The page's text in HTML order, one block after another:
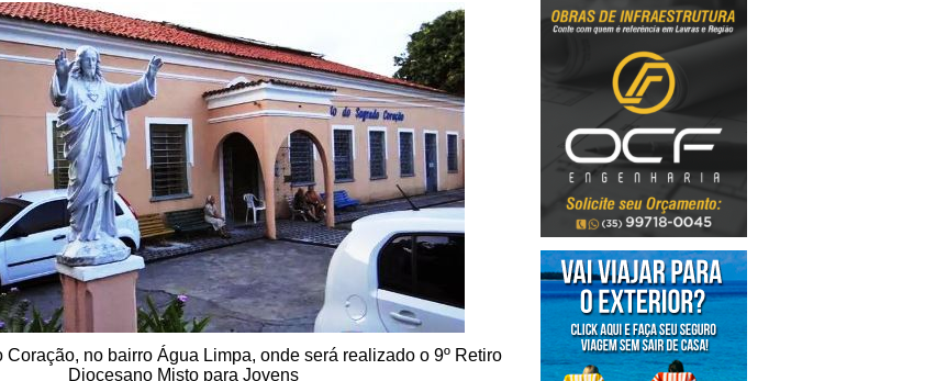
Coração, no bairro Água Limpa, onde será realizado o 9º Retiro
Diocesano Misto para Jovens